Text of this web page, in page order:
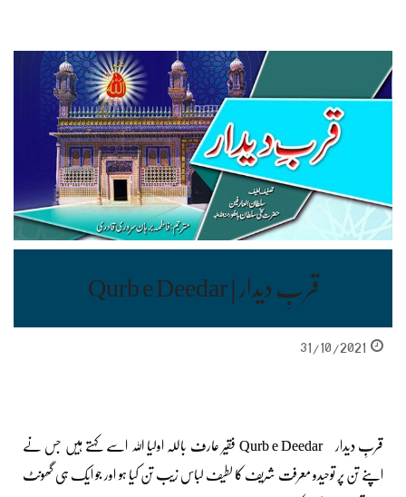
قربِ دیدار | Qurb e Deedar
31/10/2021
قربِ دیدار Qurb e Deedar فقیر عارف باللہ اولیا اللہ اسے کہتے ہیں جس نے
اپنے تن پر توحیدو معرفت شریف کا لطیف لباس زیب تن کیا ہو اور جو ایک ہی گھونٹ